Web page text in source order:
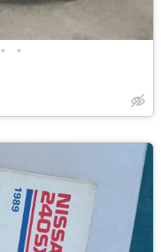
• •